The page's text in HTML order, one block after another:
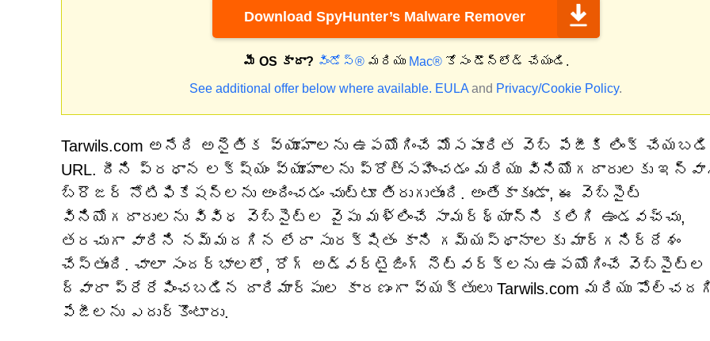
Download SpyHunter’s Malware Remover
మీ OS కాదా? విండోస్®మరియు Mac®కోసం డౌన్‌లోడ్ చేయండి.
See additional offer below where available. EULA and Privacy/Cookie Policy.
Tarwils.com అనేది అనైతిక వ్యూహాలను ఉపయోగించే మోసపూరిత వెబ్ పేజీకి లింక్
URL. దీని ప్రధాన లక్ష్యం వ్యూహాలను ప్రోత్సహించడం మరియు వినియోగదారులకు
బ్రౌజర్ నోటిఫికేషన్‌లను అందించడం చుట్టూ తిరుగుతుంది. అంతేకాకుండా, ఈ వెబ్‌సైట్
వినియోగదారులను వివిధ వెబ్‌సైట్‌ల వైపు మళ్లించే సామర్థ్యాన్ని కలిగి ఉండవచ్చు,
తరచుగా వారిని నమ్మదగిన లేదా సురక్షితం కాని గమ్యస్థానాలకు మార్గనిర్దేశం
చేస్తుంది. చాలా సందర్భాలలో, రోగ్ అడ్వర్టైజింగ్ నెట్‌వర్క్‌లను ఉపయోగించే వెబ్‌సైట్‌ల
ద్వారా ప్రేరేపించబడిన దారిమార్పుల కారణంగా వ్యక్తులు Tarwils.com మరియు
పేజీలను ఎదుర్కొంటారు.